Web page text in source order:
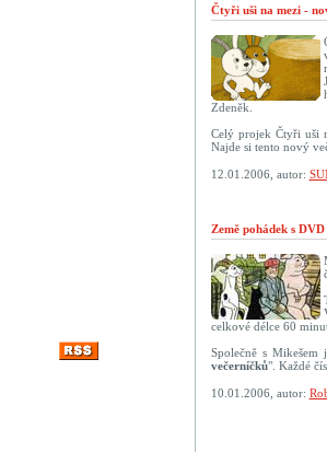
Čtyři uši na mezi -
Zdeněk.
Celý projek Čtyři uši
Najde si tento nový
12.01.2006, autor:
Země pohádek s
celkové délce 60
Společně s
večerníčků". Každé
10.01.2006, autor: